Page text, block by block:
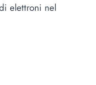
elettroni nel